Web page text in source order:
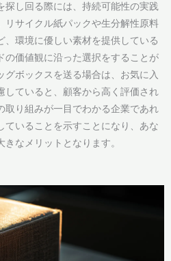
探し回る際には、持続可能性の実践
リサイクル紙パックや生分解性原料
、環境に優しい素材を提供している
の価値観に沿った選択をすることが
グボックスを送る場合は、お気に入
していると、顧客から高く評価され
取り組みが一目でわかる企業であれ
ていることを示すことになり、あな
なメリットとなります。